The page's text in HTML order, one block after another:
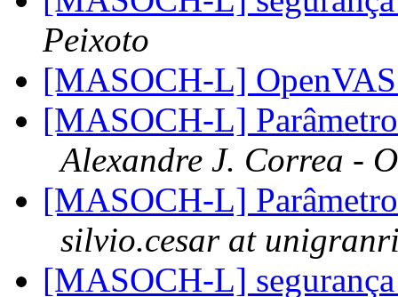
Peixoto
[MASOCH-L]
[MASOCH-L]
Alexandre J. Correa -
[MASOCH-L]
silvio.cesar at
[MASOCH-L]